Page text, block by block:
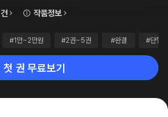
작품정보
#1만~2만원 #2권~5권 #완결 #단행본
첫 권 무료보기